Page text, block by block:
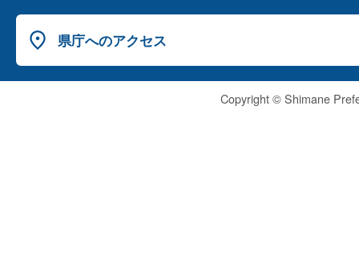
県庁へのアクセス
Copyright © Shimane